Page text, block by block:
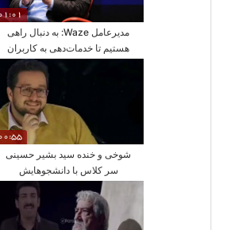
مدیرعامل Waze: به دنبال راهی
هستیم تا خدمات‌دهی به کاربران
ایرانی را متوقف کنیم،
شوخی و خنده سید بشیر حسینی
سر کلاس با دانشجوهایش